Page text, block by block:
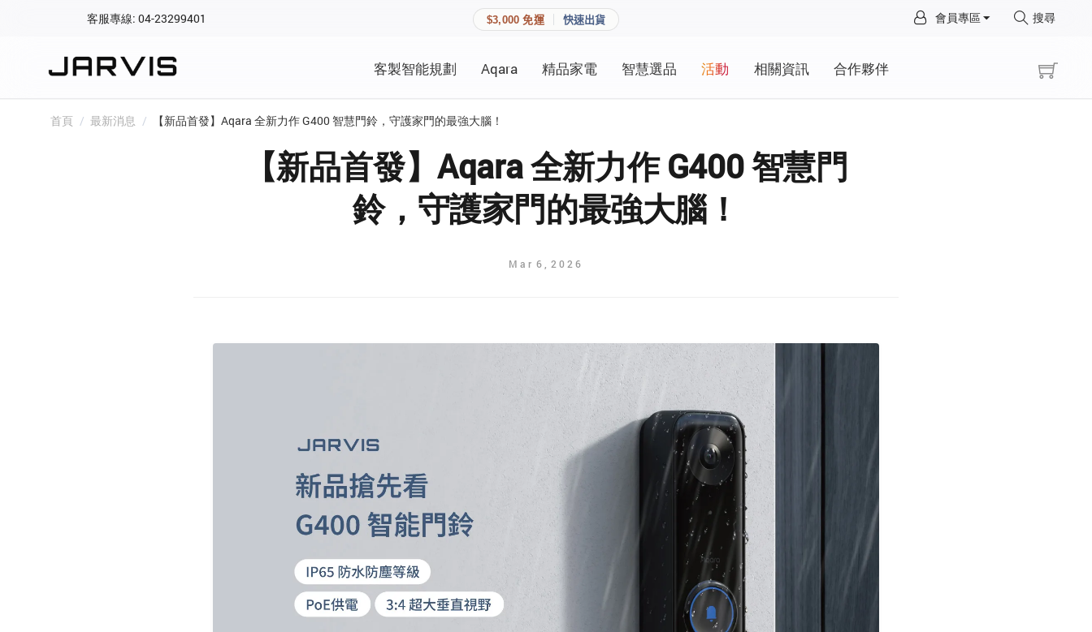
客服專線: 04-23299401 $3,000 免運 快速出貨 會員專區 搜尋
客製智能規劃 Aqara 精品家電 智慧選品 活動 相關資訊 合作夥伴
首頁 / 最新消息 / 【新品首發】Aqara 全新力作 G400 智慧門鈴，守護家門的最強大腦！
【新品首發】Aqara 全新力作 G400 智慧門
鈴，守護家門的最強大腦！
Mar 6 2026
×
快速連結
Aqara 智慧家庭
智能門鎖
Matter 智慧家庭
會員資料管理
查看我的最愛